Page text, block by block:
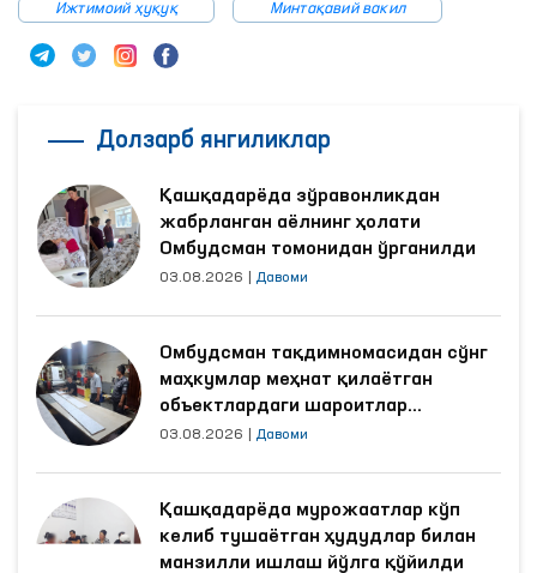
Ижтимоий ҳуқуқ Минтақавий вакил
Долзарб янгиликлар
Қашқадарёда зўравонликдан
жабрланган аёлнинг ҳолати
Омбудсман томонидан ўрганилди
03.08.2026 Давоми
Омбудсман тақдимномасидан сўнг
маҳкумлар меҳнат қилаётган
объектлардаги шароитлар
яхшиланди
03.08.2026 Давоми
Қашқадарёда мурожаатлар кўп
келиб тушаётган ҳудудлар билан
манзилли ишлаш йўлга қўйилди